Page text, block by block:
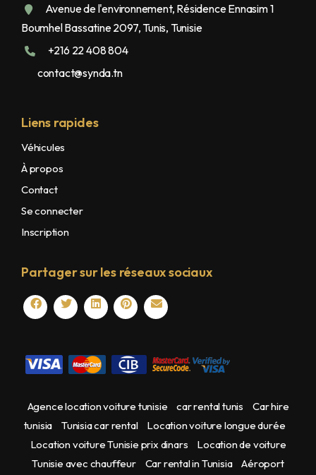
Avenue de l'environnement, Résidence Ennasim 1
Boumhel Bassatine 2097, Tunis, Tunisie
+216 22 408 804
contact@synda.tn
Liens rapides
Véhicules
À propos
Contact
Se connecter
Inscription
Partager sur les réseaux sociaux
Agence location voiture tunisie car rental tunis
Car hire
tunisia
Tunisia car rental
Location voiture longue durée
Location voiture Tunisie prix dinars
Location de voiture
Tunisie avec chauffeur
Car rental in Tunisia
Aéroport